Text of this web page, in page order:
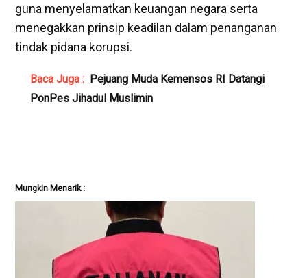
guna menyelamatkan keuangan negara serta
menegakkan prinsip keadilan dalam penanganan
tindak pidana korupsi.
Baca Juga : Pejuang Muda Kemensos RI Datangi
PonPes Jihadul Muslimin
Mungkin Menarik :